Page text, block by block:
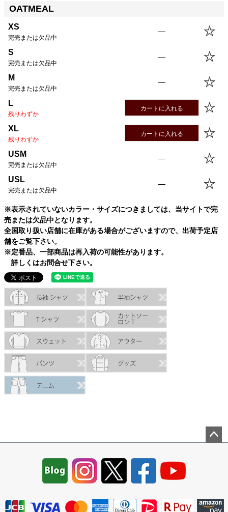
OATMEAL
XS
完売または欠品中
—
S
完売または欠品中
—
M
完売または欠品中
—
L
残りわずか
カートに入れる
XL
残りわずか
カートに入れる
USM
完売または欠品中
—
USL
完売または欠品中
—
※表示されていないカラー・サイズにつきましては、当サイトで完
売または欠品中となります。
全国取り扱い店舗に在庫がある場合がございますので、出荷予定店
舗をご覧下さい。
※定番品、一部商品は再入荷の可能性があります。
詳しくはお問合せ下さい。